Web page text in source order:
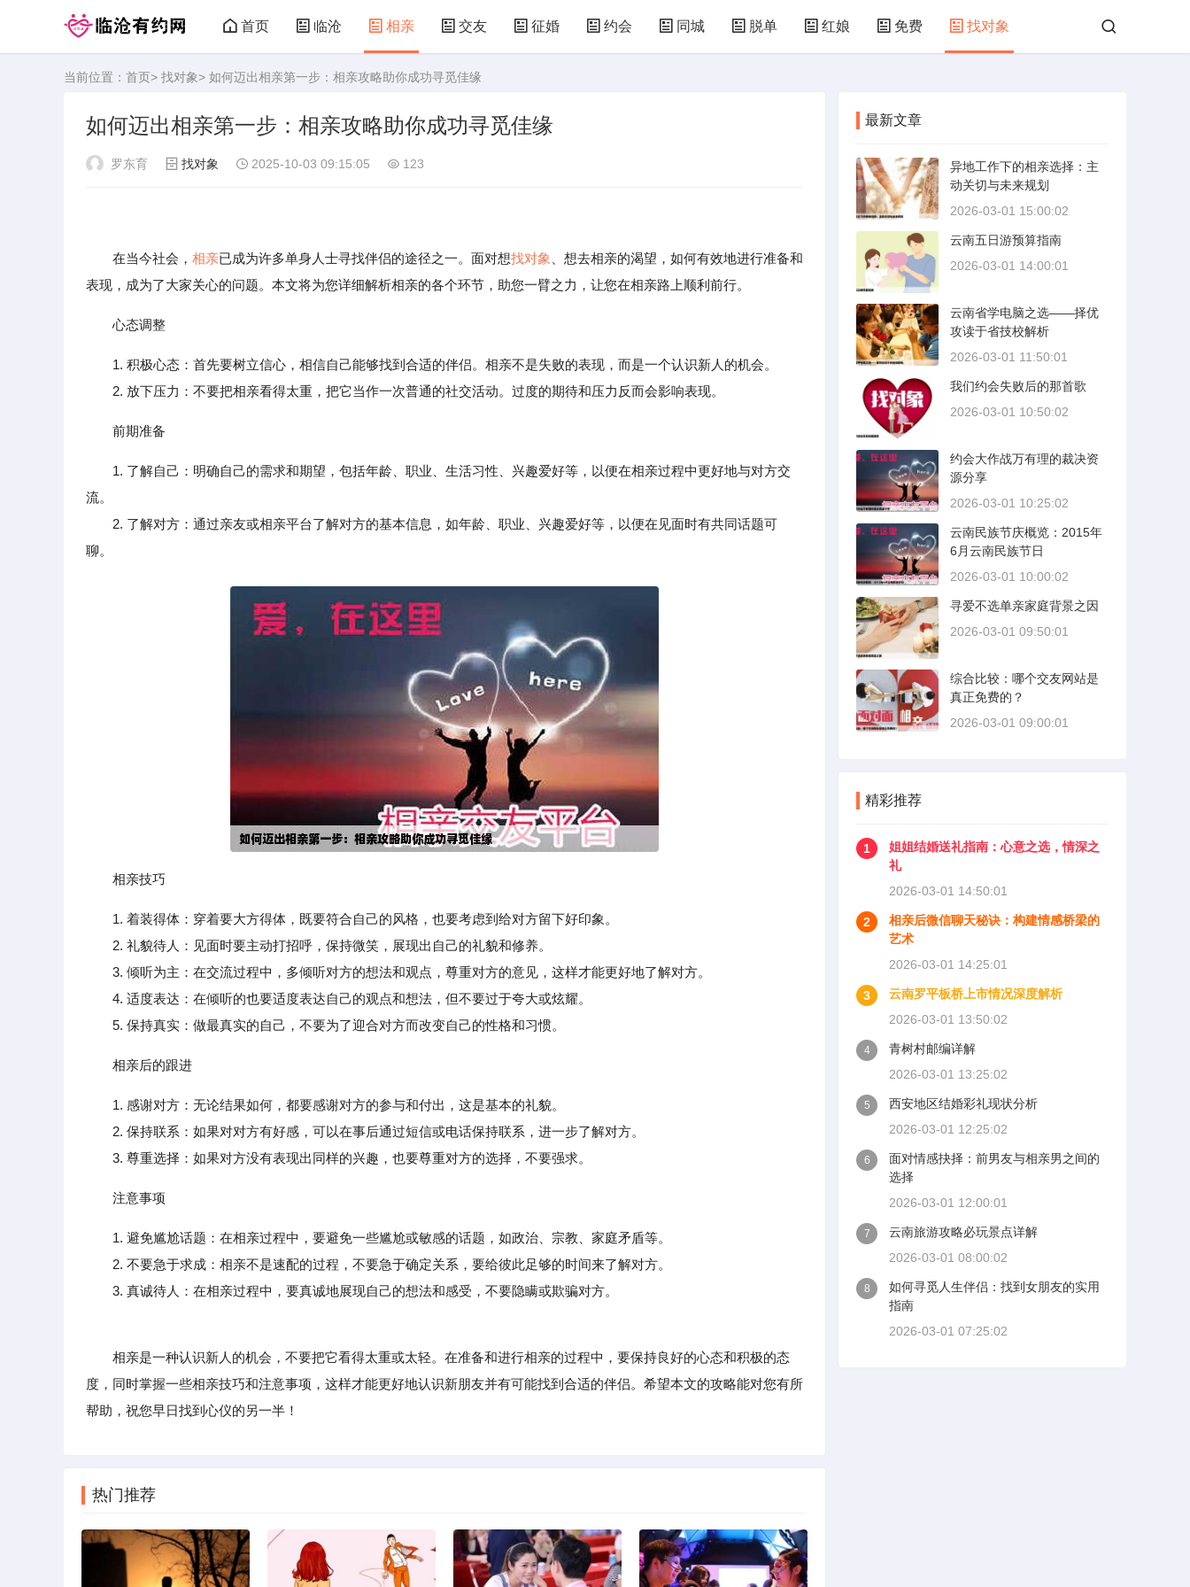
首页 临沧 相亲 交友 征婚 约会 同城 脱单 红娘 免费 找对象
临沧有约网
当前位置： 首页> 找对象> 如何迈出相亲第一步：相亲攻略助你成功寻觅佳缘
如何迈出相亲第一步：相亲攻略助你成功寻觅佳缘
罗东育 找对象 2025-10-03 09:15:05 123
在当今社会， 相亲已成为许多单身人士寻找伴侣的途径之一。面对想找对象
、想去相亲的渴望，如何有效地进行准备和
表现，成为了大家关心的问题。本文将为您详细解析相亲的各个环节，助您一臂之力，让您在相亲路上顺利前行。
心态调整
1. 积极心态：首先要树立信心，相信自己能够找到合适的伴侣。相亲不是失败的表现，而是一个认识新人的机会。
2. 放下压力：不要把相亲看得太重，把它当作一次普通的社交活动。过度的期待和压力反而会影响表现。
前期准备
1. 了解自己：明确自己的需求和期望，包括年龄、职业、生活习性、兴趣爱好等，以便在相亲过程中更好地与对方交
流。
2. 了解对方：通过亲友或相亲平台了解对方的基本信息，如年龄、职业、兴趣爱好等，以便在见面时有共同话题可
聊。
相亲技巧
1. 着装得体：穿着要大方得体，既要符合自己的风格，也要考虑到给对方留下好印象。
2. 礼貌待人：见面时要主动打招呼，保持微笑，展现出自己的礼貌和修养。
3. 倾听为主：在交流过程中，多倾听对方的想法和观点，尊重对方的意见，这样才能更好地了解对方。
4. 适度表达：在倾听的也要适度表达自己的观点和想法，但不要过于夸大或炫耀。
5. 保持真实：做最真实的自己，不要为了迎合对方而改变自己的性格和习惯。
相亲后的跟进
1. 感谢对方：无论结果如何，都要感谢对方的参与和付出，这是基本的礼貌。
2. 保持联系：如果对对方有好感，可以在事后通过短信或电话保持联系，进一步了解对方。
3. 尊重选择：如果对方没有表现出同样的兴趣，也要尊重对方的选择，不要强求。
注意事项
1. 避免尴尬话题：在相亲过程中，要避免一些尴尬或敏感的话题，如政治、宗教、家庭矛盾等。
2. 不要急于求成：相亲不是速配的过程，不要急于确定关系，要给彼此足够的时间来了解对方。
3. 真诚待人：在相亲过程中，要真诚地展现自己的想法和感受，不要隐瞒或欺骗对方。
相亲是一种认识新人的机会，不要把它看得太重或太轻。在准备和进行相亲的过程中，要保持良好的心态和积极的态
度，同时掌握一些相亲技巧和注意事项，这样才能更好地认识新朋友并有可能找到合适的伴侣。希望本文的攻略能对您有所
帮助，祝您早日找到心仪的另一半！
热门推荐
最新文章
异地工作下的相亲选择：主
动关切与未来规划
2026-03-01 15:00:02
云南五日游预算指南
2026-03-01 14:00:01
云南省学电脑之选——择优
攻读于省技校解析
2026-03-01 11:50:01
我们约会失败后的那首歌
2026-03-01 10:50:02
约会大作战万有理的裁决资
源分享
2026-03-01 10:25:02
云南民族节庆概览：2015年
6月云南民族节日
2026-03-01 10:00:02
寻爱不选单亲家庭背景之因
2026-03-01 09:50:01
综合比较：哪个交友网站是
真正免费的？
2026-03-01 09:00:01
精彩推荐
1
姐姐结婚送礼指南：心意之选，情深之
礼
2026-03-01 14:50:01
2
相亲后微信聊天秘诀：构建情感桥梁的
艺术
2026-03-01 14:25:01
3
云南罗平板桥上市情况深度解析
2026-03-01 13:50:02
4
青树村邮编详解
2026-03-01 13:25:02
5
西安地区结婚彩礼现状分析
2026-03-01 12:25:02
6
面对情感抉择：前男友与相亲男之间的
选择
2026-03-01 12:00:01
7
云南旅游攻略必玩景点详解
2026-03-01 08:00:02
8
如何寻觅人生伴侣：找到女朋友的实用
指南
2026-03-01 07:25:02